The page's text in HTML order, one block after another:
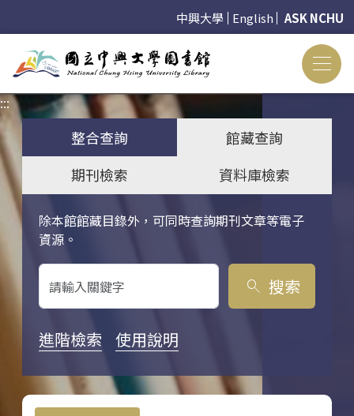
中興大學 English ASK NCHU
:::
整合查詢
館藏查詢
期刊檢索
資料庫檢索
除本館館藏目錄外，可同時查詢期刊文章等電子
資源。
關鍵字搜尋
search 搜索
進階檢索 使用說明